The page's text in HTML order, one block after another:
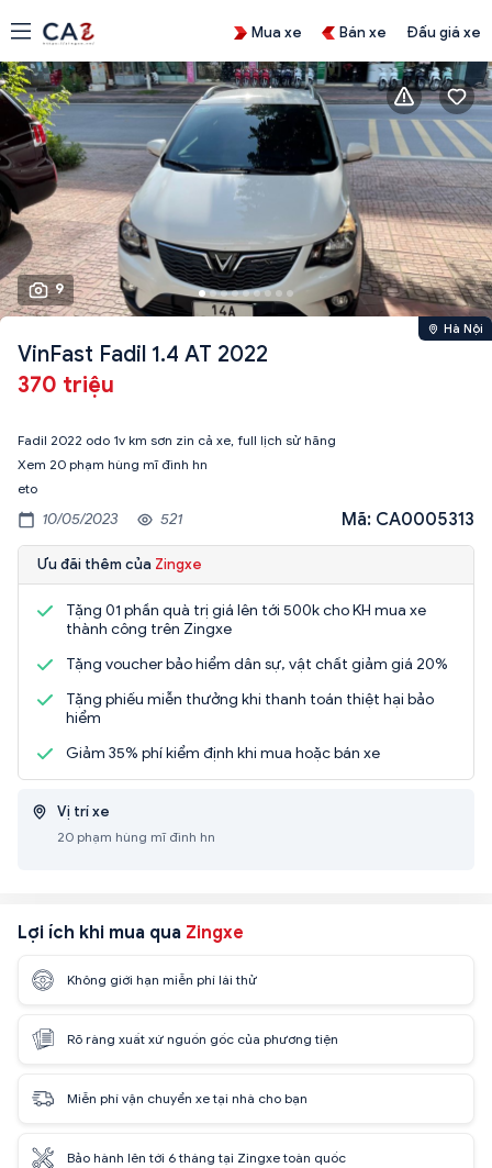
Mua xe Bán xe Đấu giá xe
9
Hà Nội
VinFast Fadil 1.4 AT 2022
370 triệu
Fadil 2022 odo 1v km sơn zin cả xe, full lịch sử hãng
Xem 20 phạm hùng mĩ đình hn
eto
10/05/2023 521 Mã: CA0005313
Ưu đãi thêm của Zingxe
Tặng 01 phần quà trị giá lên tới 500k cho KH mua xe
thành công trên Zingxe
Tặng voucher bảo hiểm dân sự, vật chất giảm giá 20%
Tặng phiếu miễn thưởng khi thanh toán thiệt hại bảo
hiểm
Giảm 35% phí kiểm định khi mua hoặc bán xe
Vị trí xe
20 phạm hùng mĩ đình hn
Lợi ích khi mua qua Zingxe
Không giới hạn miễn phí lái thử
Rõ ràng xuất xứ nguồn gốc của phương tiện
Miễn phí vận chuyển xe tại nhà cho bạn
Bảo hành lên tới 6 tháng tại Zingxe toàn quốc